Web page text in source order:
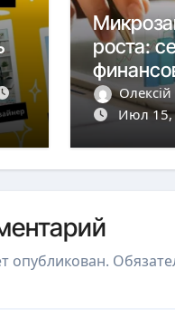
роста:
гибкости
Июл 15,
опубликован.